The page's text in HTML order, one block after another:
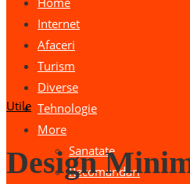
Internet
Afaceri
Turism
Diverse
Tehnologie
More
Sanatate
Recomandari
Utile
Design